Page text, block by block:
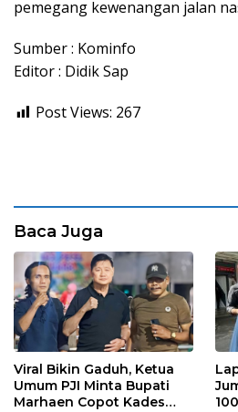
pemegang kewenangan jalan
Sumber : Kominfo
Editor : Didik Sap
Post Views: 267
Baca Juga
Viral Bikin Gaduh, Ketua
Umum PJI Minta Bupati
Marhaen Copot Kades